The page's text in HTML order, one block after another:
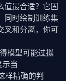
值最合适？它固
同时绘制训练集
叉和分离，你可
模型可能过拟
当
样精确的判